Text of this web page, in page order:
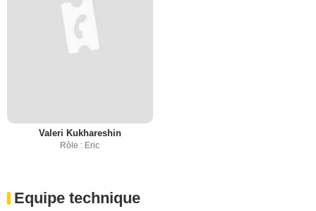
Valeri Kukhareshin
Rôle : Eric
Equipe technique